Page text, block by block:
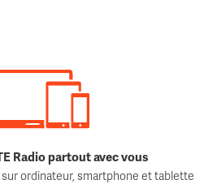
Radio partout avec vous
ordinateur, smartphone et tablette